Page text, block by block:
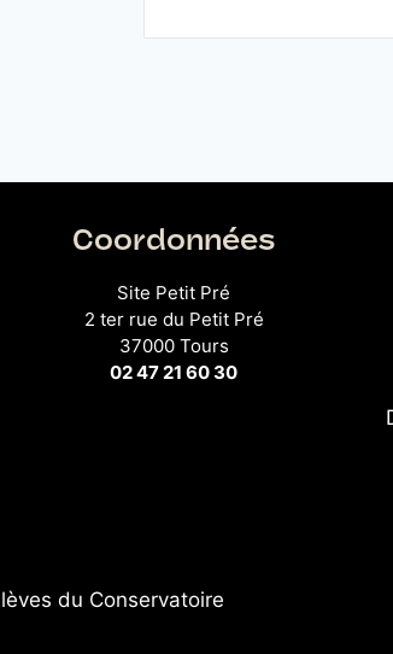
Coordonnées
Site Petit Pré
2 ter rue du Petit Pré
37000 Tours
02 47 21 60 30
du Conservatoire